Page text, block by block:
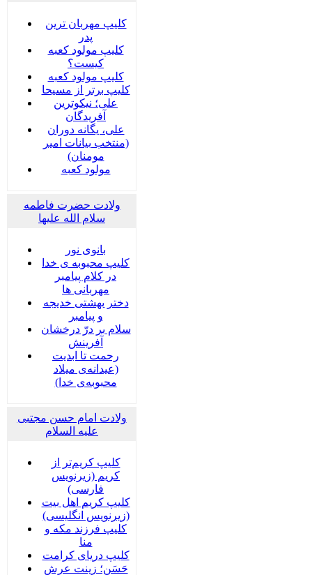
کلیپ مهربان ترین
پدر
کلیپ مولود کعبه
کیست؟
کلیپ مولود کعبه
کلیپ برتر از مسیحا
علی؛ نیکوترین
آفریدگان
علی، یگانه دوران
(منتخب بیانات امیر
مومنان)
مولود کعبه
ولادت حضرت فاطمه
سلام الله علیها
بانوی نور
کلیپ محبوبه ی خدا
در کلام پیامبر
مهربانی ها
دختر بهشتی خدیجه
و پیامبر
سلام بر درّ درخشان
آفرینش
رحمت تا ابدیت
(عیدانه‌ی میلاد
محبوبه‌ی خدا)
ولادت امام حسن مجتبی
علیه السلام
کلیپ کریم‌تر از
کریم (زیرنویس
فارسی)
کلیپ کریم اهل بیت
(زیرنویس انگلیسی)
کلیپ فرزند مکه و
منا
کلیپ دریای کرامت
حَسَن؛ زینت عرش